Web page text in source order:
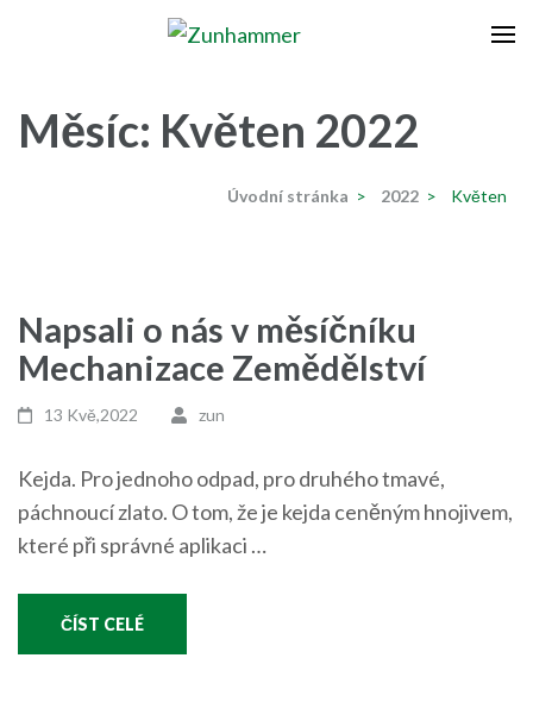
(stiskněte
Enter)
Měsíc: Květen 2022
Úvodní stránka > 2022 > Květen
Napsali o nás v měsíčníku
Mechanizace Zemědělství
13 Kvě,2022 zun
Kejda. Pro jednoho odpad, pro druhého tmavé,
páchnoucí zlato. O tom, že je kejda ceněným hnojivem,
které při správné aplikaci …
ČÍST CELÉ